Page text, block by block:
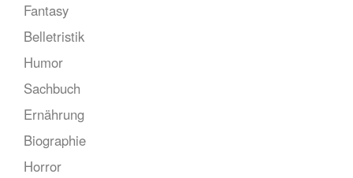
Fantasy
Belletristik
Humor
Sachbuch
Ernährung
Biographie
Horror